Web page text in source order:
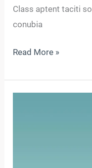
Class aptent taciti
conubia
Read More »